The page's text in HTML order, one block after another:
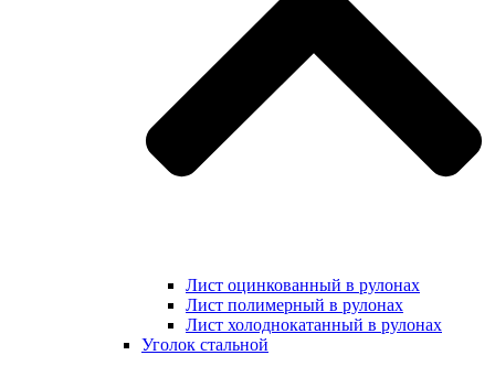
Лист оцинкованный в рулонах
Лист полимерный в рулонах
Лист холоднокатанный в рулонах
Уголок стальной